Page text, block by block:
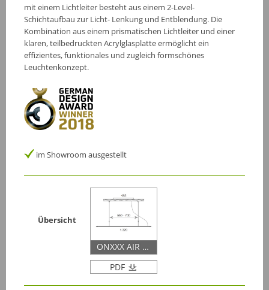
mit einem Lichtleiter besteht aus einem 2-Level-
Schichtaufbau zur Licht- Lenkung und Entblendung. Die
Kombination aus einem prismatischen Lichtleiter und einer
klaren, teilbedruckten Acrylglasplatte ermöglicht ein
effizientes, funktionales und zugleich formschönes
Leuchtenkonzept.
im Showroom ausgestellt
Übersicht
ONXXX AIR 2.0
PDF